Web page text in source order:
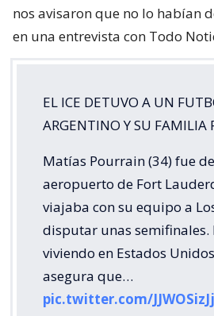
nos avisaron que no lo habían
en una entrevista con Todo
EL ICE DETUVO A UN
ARGENTINO Y SU FAMILIA
Matías Pourrain (34) fue
aeropuerto de Fort
viajaba con su equipo a
disputar unas semifinales.
viviendo en Estados
asegura que…
pic.twitter.com/